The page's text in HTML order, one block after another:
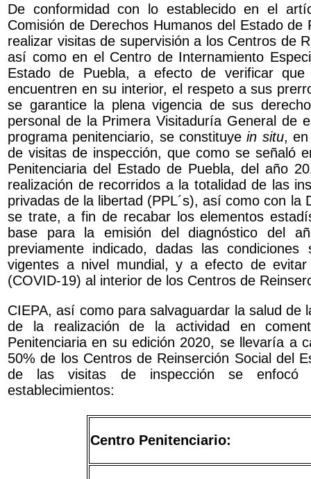
De conformidad con lo establecido en el
Comisión de Derechos Humanos del Estado
realizar visitas de supervisión a los Centros de
así como en el Centro de Internamiento
Estado de Puebla, a efecto de verificar
encuentren en su interior, el respeto a sus
se garantice la plena vigencia de sus
personal de la Primera Visitaduría General de
programa penitenciario, se constituyein situ, en
de visitas de inspección, que como se señaló
Penitenciaria del Estado de Puebla, del año
realización de recorridos a la totalidad de las
privadas de la libertad (PPL´s), así como con la
se trate, a fin de recabar los elementos
base para la emisión del diagnóstico del
previamente indicado, dadas las
vigentes a nivel mundial, y a efecto de
(COVID-19) al interior de los Centros de
CIEPA, así como para salvaguardar la salud de
de la realización de la actividad en
Penitenciaria en su edición 2020, se llevaría a
50% de los Centros de Reinserción Social del
de las visitas de inspección se enfocó
establecimientos:
Centro Penitenciario: